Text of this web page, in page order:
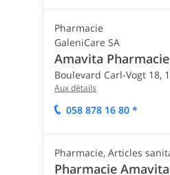
Pharmacie
GaleniCare SA
Amavita
Boulevard Carl-Vogt 18,
Aux détails
058 878 16 80 *
Pharmacie, Articles
Pharmacie